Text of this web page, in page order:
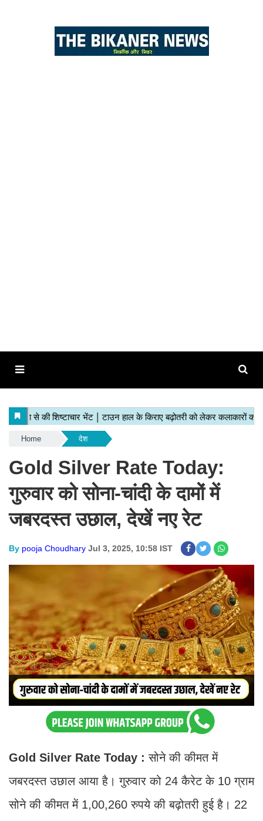
Home देश
Gold Silver Rate Today:
गुरुवार को सोना‑चांदी के दामों में
जबरदस्त उछाल, देखें नए रेट
By pooja Choudhary Jul 3, 2025, 10:58 IST
Gold Silver Rate Today :सोने की कीमत में
जबरदस्त उछाल आया है। गुरुवार को 24 कैरेट के 10 ग्राम
सोने की कीमत में 1,00,260 रुपये की बढ़ोतरी हुई है। 22